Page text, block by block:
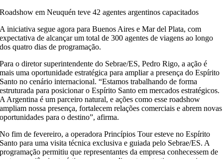
Roadshow em Neuquén teve 42 agentes argentinos capacitados
A iniciativa segue agora para Buenos Aires e Mar del Plata, com
expectativa de alcançar um total de 300 agentes de viagens ao longo
dos quatro dias de programação.
Para o diretor superintendente do Sebrae/ES, Pedro Rigo, a ação é
mais uma oportunidade estratégica para ampliar a presença do Espírito
Santo no cenário internacional. “Estamos trabalhando de forma
estruturada para posicionar o Espírito Santo em mercados estratégicos.
A Argentina é um parceiro natural, e ações como esse roadshow
ampliam nossa presença, fortalecem relações comerciais e abrem novas
oportunidades para o destino”, afirma.
No fim de fevereiro, a operadora Princípios Tour esteve no Espírito
Santo para uma visita técnica exclusiva e guiada pelo Sebrae/ES. A
programação permitiu que representantes da empresa conhecessem de